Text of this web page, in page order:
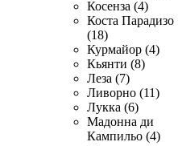
Косенза (4)
Коста Парадизо
(18)
Курмайор (4)
Кьянти (8)
Леза (7)
Ливорно (11)
Лукка (6)
Мадонна ди
Кампильо (4)